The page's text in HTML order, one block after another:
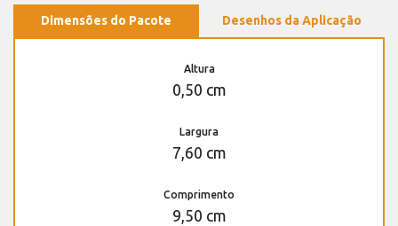
Dimensões do Pacote Desenhos da Aplicação
Altura
0,50 cm
Largura
7,60 cm
Comprimento
9,50 cm